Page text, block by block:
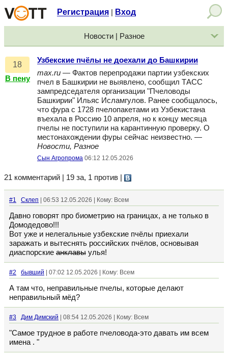
Регистрация Вход
Новости | Разное
18
В пену
Узбекские пчёлы не доехали до Башкирии
max.ru — Фактов перепродажи партии узбекских
пчел в Башкирии не выявлено, сообщил ТАСС
зампредседателя организации "Пчеловоды
Башкирии" Ильяс Исламгулов. Ранее сообщалось,
что фура с 1728 пчелопакетами из Узбекистана
въехала в Россию 10 апреля, но к концу месяца
пчелы не поступили на карантинную проверку. О
местонахождении фуры сейчас неизвестно. —
Новости, Разное
Сын Агропрома 06:12 12.05.2026
21 комментарий | 19 за, 1 против
#1 Склеп | 06:53 12.05.2026 | Кому: Всем
Давно говорят про биометрию на границах, а не только в
Домодедово!!!
Вот уже и нелегальные узбекские пчёлы приехали
заражать и вытеснять российских пчёлов, основывая
диаспорские анклавы улья!
#2 бывший | 07:02 12.05.2026 | Кому: Всем
А там что, неправильные пчелы, которые делают
неправильный мёд?
#3 Дим Димский | 08:54 12.05.2026 | Кому: Всем
"Самое трудное в работе пчеловода-это давать им всем
имена . "